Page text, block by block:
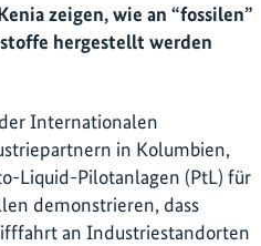
zeigen, wie an “fossilen”
hergestellt werden
Internationalen
in Kolumbien,
Liquid-Pilotanlagen (PtL) für
demonstrieren, dass
an Industriestandorten